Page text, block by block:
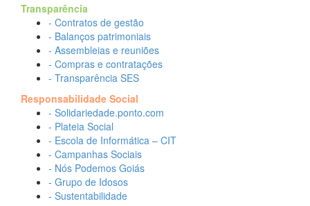
Transparência
- Contratos de gestão
- Balanços patrimoniais
- Assembleias e reuniões
- Compras e contratações
- Transparência SES
Responsabilidade Social
- Solidariedade.ponto.com
- Plateia Social
- Escola de Informática – CIT
- Campanhas Sociais
- Nós Podemos Goiás
- Grupo de Idosos
- Sustentabilidade